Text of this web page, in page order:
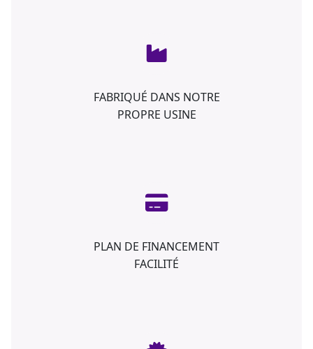
FABRIQUÉ DANS NOTRE
PROPRE USINE
PLAN DE FINANCEMENT
FACILITÉ